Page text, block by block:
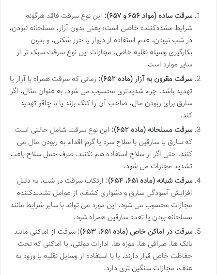
سرقت ساده (مواد ۶۵۶ و ۶۵۷):
این نوع سرقت فاقد هرگونه
شرایط مشددکننده خاصی است؛ یعنی بدون آزار، مسلحانه نبودن،
در شب نبودن، عدم استفاده از دیوار یا حرز شکنی، و بدون
بکارگیری وسیله نقلیه خاص. مجازات این نوع سرقت سبک تر از
سایر موارد است.
سرقت مقرون به آزار (ماده ۶۵۲):
زمانی که سرقت همراه با آزار یا
تهدید باشد، جرم شدیدتری محسوب می شود. به عنوان مثال، اگر
سارق برای ربودن مال، صاحب آن را کتک بزند یا با چاقو تهدید
کند.
سرقت مسلحانه (ماده ۶۵۲):
این نوع سرقت شامل حالتی است
که سارق یا سارقین با سلاح سرد یا گرم اقدام به ربودن مال می
کنند، حتی اگر از سلاح استفاده هم نکنند، صرف حمل سلاح باعث
تشدید مجازات می شود.
سرقت شبانه (ماده ۶۵۱، ۶۵۴):
ارتکاب سرقت در شب، به دلیل
افزایش آسودگی سارق و دشواری کشف، از عوامل تشدیدکننده
مجازات محسوب می شود. این مورد می تواند با سایر شرایط مانند
مسلحانه بودن یا تعدد سارقین همراه شود.
سرقت در اماکن خاص (ماده ۶۵۱، ۶۵۳):
سرقت از اماکنی مانند
بانک ها، صرافی ها، موزه ها، ادارات دولتی، یا اماکنی که تحت
حفاظت خاص قرار دارند، یا با استفاده از وسایل نقلیه یا ورود به
عنف، مجازات سنگین تری دارد.